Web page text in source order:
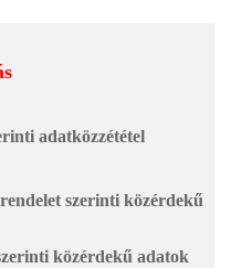
adatközzététel
szerinti közérdekű
közérdekű adatok